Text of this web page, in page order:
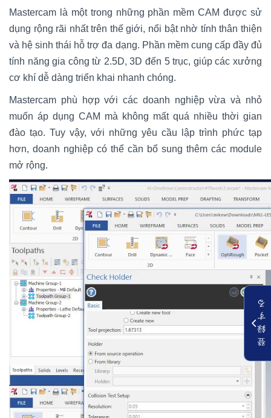
Mastercam là một trong những phần mềm CAM được sử
dụng rộng rãi nhất trên thế giới, nổi bật nhờ tính thân thiện
và hệ sinh thái hỗ trợ đa dạng. Phần mềm cung cấp đầy đủ
tính năng gia công từ 2.5D, 3D đến 5 trục, giúp các xưởng
cơ khí dễ dàng triển khai nhanh chóng.
Mastercam phù hợp với các doanh nghiệp vừa và nhỏ
muốn áp dụng CAM mà không mất quá nhiều thời gian
đào tạo. Tuy vậy, với những yêu cầu lập trình phức tạp
hơn, doanh nghiệp có thể cần bổ sung thêm các module
mở rộng.
登
録
す
る